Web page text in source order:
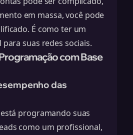
em massa, você pode
É como ter um
suas redes sociais.
com Base
das
programando suas
como um profissional,